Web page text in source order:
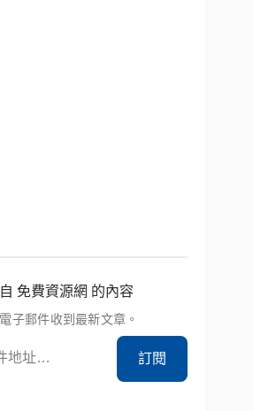
免費資源網 的內容
子郵件收到最新文章。
訂閱